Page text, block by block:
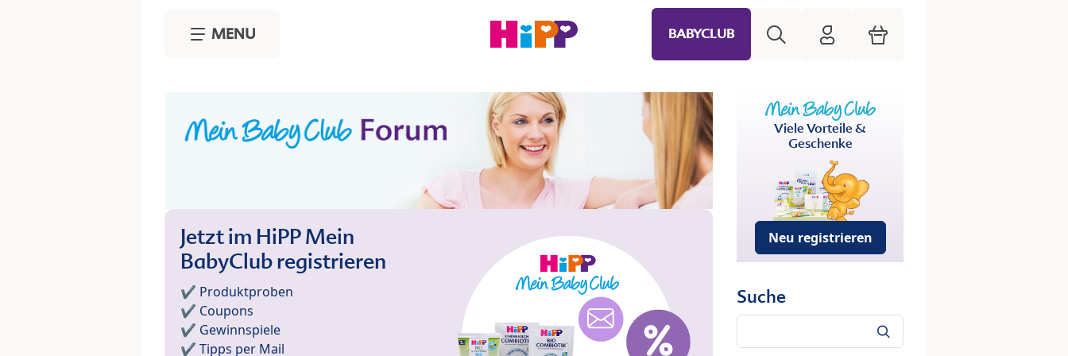
MENU BABYCLUB HiPP Mein Babyclub
Warenkorb
Jetzt im HiPP Mein
BabyClub registrieren
✔️ Produktproben
✔️ Coupons
✔️ Gewinnspiele
✔️ Tipps per Mail
Viele Vorteile &
Geschenke
Neu registrieren
Suche